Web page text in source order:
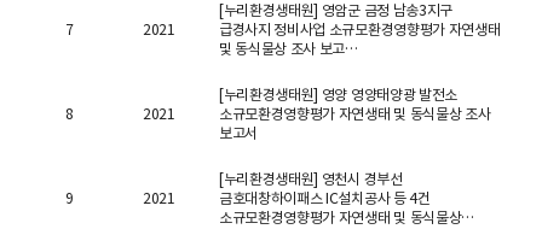
7 2021
[누리환경생태원] 영암군 금정 남송3지구
급경사지 정비사업 소규모환경영향평가 자연생태
및 동식물상 조사 보고…
8 2021
[누리환경생태원] 영양 영양태양광 발전소
소규모환경영향평가 자연생태 및 동식물상 조사
보고서
9 2021
[누리환경생태원] 영천시 경부선
금호대창하이패스 IC설치공사 등 4건
소규모환경영향평가 자연생태 및 동식물상…